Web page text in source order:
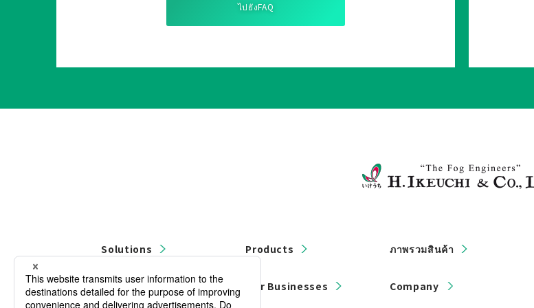
ไปยังFAQ
Solutions Products ภาพรวมสินค้า
Contact Us Our Businesses Company